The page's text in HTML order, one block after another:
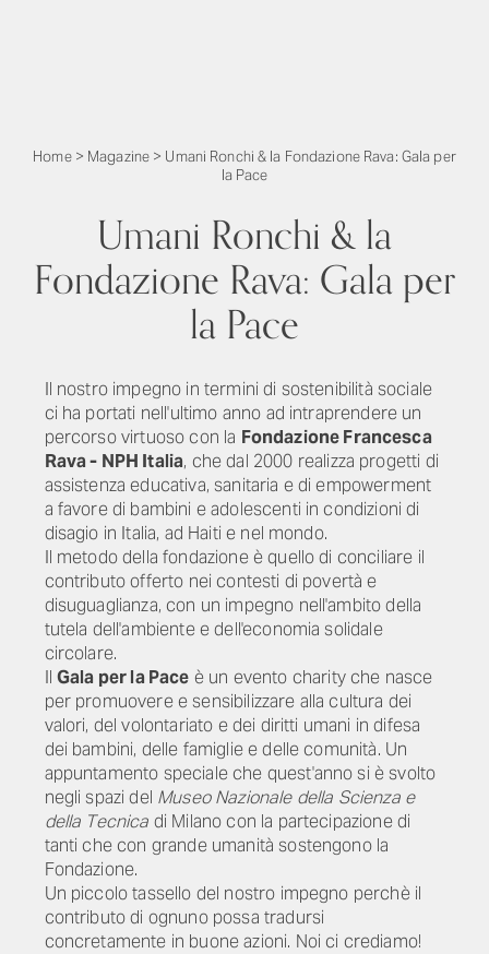
Home> Magazine > Umani Ronchi & la Fondazione Rava: Gala per
la Pace
Umani Ronchi & la
Fondazione Rava: Gala per
la Pace
Il nostro impegno in termini di sostenibilità sociale
ci ha portati nell'ultimo anno ad intraprendere un
percorso virtuoso con la Fondazione Francesca
Rava - NPH Italia, che dal 2000 realizza progetti di
assistenza educativa, sanitaria e di empowerment
a favore di bambini e adolescenti in condizioni di
disagio in Italia, ad Haiti e nel mondo.
Il metodo della fondazione è quello di conciliare il
contributo offerto nei contesti di povertà e
disuguaglianza, con un impegno nell'ambito della
tutela dell'ambiente e dell'economia solidale
circolare.
Il Gala per la Pace è un evento charity che nasce
per promuovere e sensibilizzare alla cultura dei
valori, del volontariato e dei diritti umani in difesa
dei bambini, delle famiglie e delle comunità. Un
appuntamento speciale che quest'anno si è svolto
negli spazi del Museo Nazionale della Scienza e
della Tecnica di Milano con la partecipazione di
tanti che con grande umanità sostengono la
Fondazione.
Un piccolo tassello del nostro impegno perchè il
contributo di ognuno possa tradursi
concretamente in buone azioni. Noi ci crediamo!